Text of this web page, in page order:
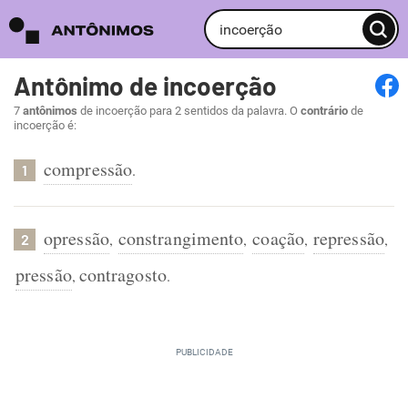
Antônimo de incoerção
7 antônimos de incoerção para 2 sentidos da palavra. O contrário de
incoerção é:
1 compressão.
2 opressão, constrangimento, coação, repressão,
pressão, contragosto.